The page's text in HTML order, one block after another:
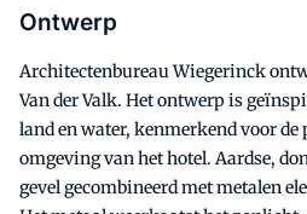
Ontwerp
Architectenbureau Wiegerinck
Van der Valk. Het ontwerp is
land en water, kenmerkend voor de
omgeving van het hotel. Aardse,
gevel gecombineerd met metalen